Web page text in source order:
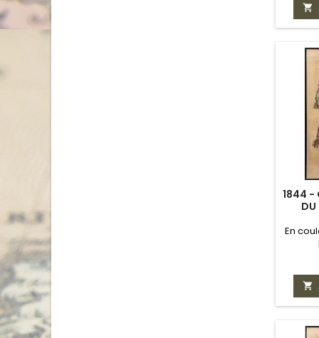

1844 -
DU
En
